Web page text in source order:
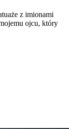
z imionami
ojcu, który